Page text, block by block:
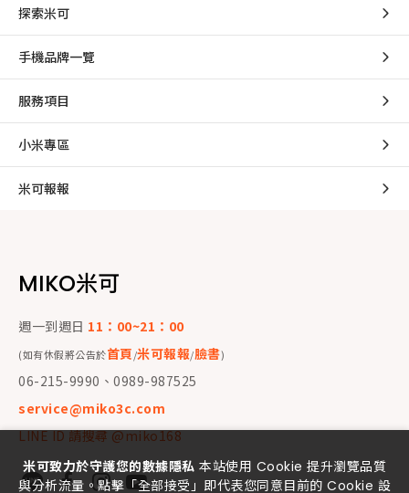
探索米可
手機品牌一覽
服務項目
小米專區
米可報報
MIKO米可
週一到週日 11：00~21：00
(如有休假將公告於首頁/米可報報/臉書)
06-215-9990、0989-987525
service@miko3c.com
LINE ID 請搜尋 @miko168
米可致力於守護您的數據隱私 本站使用 Cookie 提升瀏覽品質
與分析流量。點擊「全部接受」即代表您同意目前的 Cookie 設